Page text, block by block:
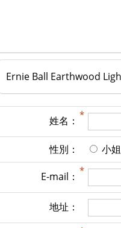
Ernie Ball Earthwood
姓名：
性別： 小姐
E-mail：
地址：